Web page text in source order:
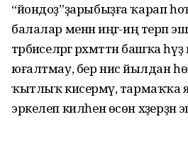
“йондоҙ”ҙарыбыҙға ҡарап
балалар менән иңгә-иң терәп
тәрбиәселәргә рәхмәттән башҡа
юғалтмау, бер нисә йылдан
ҡытлыҡ кисермәү,
эркелеп килһен өсөн хәҙерҙән